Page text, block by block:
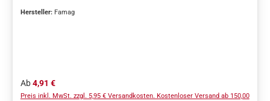
Holzspiralbohrer. Für höhere Ansprüche empfehlen wir die Serie
Hersteller: Famag
Regulärer Preis:
Ab4,91 €
Preis inkl. MwSt. zzgl. 5,95 € Versandkosten. Kostenloser Versand ab 150,00